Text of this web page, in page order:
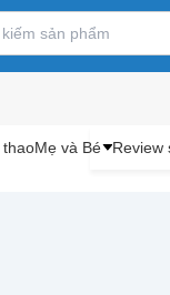
Mẹ và Bé Review